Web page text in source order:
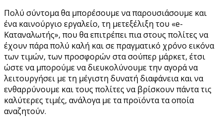
Πολύ σύντομα θα μπορέσουμε να παρουσιάσουμε και
ένα καινούργιο εργαλείο, τη μετεξέλιξη του «e-
Καταναλωτής», που θα επιτρέπει πια στους πολίτες να
έχουν πάρα πολύ καλή και σε πραγματικό χρόνο εικόνα
των τιμών, των προσφορών στα σούπερ μάρκετ, έτσι
ώστε να μπορούμε να διευκολύνουμε την αγορά να
λειτουργήσει με τη μέγιστη δυνατή διαφάνεια και να
ενθαρρύνουμε και τους πολίτες να βρίσκουν πάντα τις
καλύτερες τιμές, ανάλογα με τα προϊόντα τα οποία
αναζητούν.